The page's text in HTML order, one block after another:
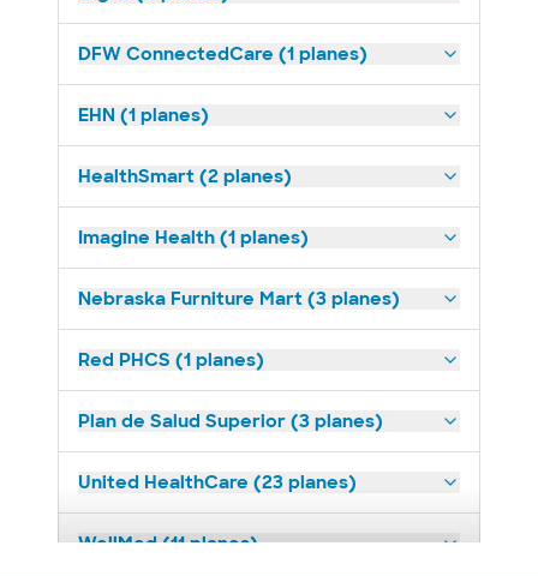
DFW ConnectedCare (1 planes)
EHN (1 planes)
HealthSmart (2 planes)
Imagine Health (1 planes)
Nebraska Furniture Mart (3 planes)
Red PHCS (1 planes)
Plan de Salud Superior (3 planes)
United HealthCare (23 planes)
WellMed (11 planes)